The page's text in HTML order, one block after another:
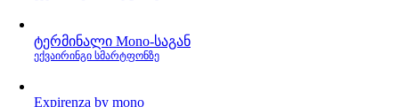
ტერმინალი Mono‑საგან
ექვაირინგი სმარტფონზე
Expirenza by mono